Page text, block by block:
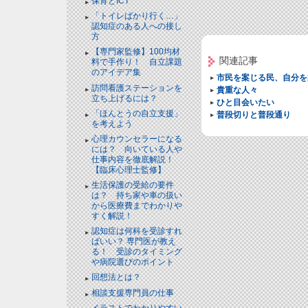
「トイレばかり行く…」
認知症のある人への接し
方
【専門家監修】100均材
料で手作り！ 自立課題
のアイデア集
訪問看護ステーションを
立ち上げるには？
「ほんとうの自立支援」
を考えよう
心理カウンセラーになる
には？ 向いている人や
仕事内容を徹底解説！
【臨床心理士監修】
生活保護の受給の要件
は？ 持ち家や車の扱い
から医療費までわかりや
すく解説！
認知症は何科を受診すれ
ばいい？ 専門医が教え
る！ 受診のタイミング
や病院選びのポイント
回想法とは？
相談支援専門員の仕事
関連記事
市民を案じる民、自分
貴重な人々
ひと目会いたい
普段切りと普段通り